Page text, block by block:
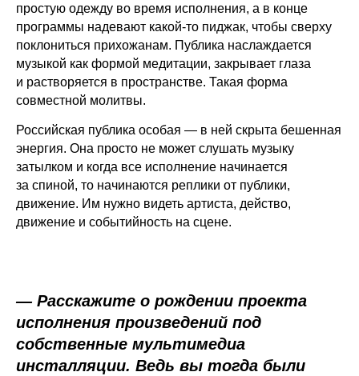
простую одежду во время исполнения, а в конце
программы надевают какой-то пиджак, чтобы сверху
поклониться прихожанам. Публика наслаждается
музыкой как формой медитации, закрывает глаза
и растворяется в пространстве. Такая форма
совместной молитвы.
Российская публика особая — в ней скрыта бешенная
энергия. Она просто не может слушать музыку
затылком и когда все исполнение начинается
за спиной, то начинаются реплики от публики,
движение. Им нужно видеть артиста, действо,
движение и событийность на сцене.
— Расскажите о рождении проекта
исполнения произведений под
собственные мультимедиа
инсталляции. Ведь вы тогда были